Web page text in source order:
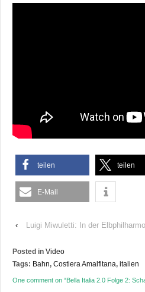
teilen teilen
E-Mail
‹ Luigi Miwuletti: In der
Posted in Video
Tags: Bahn, Costiera Amalfitana, italien
One comment on “Bella Italia 2.0 Folge 2: